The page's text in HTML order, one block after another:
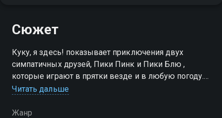
Сюжет
Куку, я здесь! показывает приключения двух
симпатичных друзей, Пики Пинк и Пики Блю ,
которые играют в прятки везде и в любую погоду.
Их жизнь полна веселья и смеха! Прятки одна из
Читать дальше
Жанр